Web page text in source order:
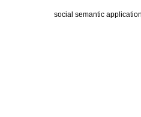
social semantic